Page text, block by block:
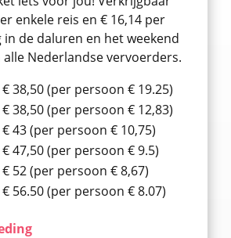
enkele reis en € 16,14 per
de daluren en het weekend
Nederlandse vervoerders.
38,50 (per persoon € 19.25)
38,50 (per persoon € 12,83)
43 (per persoon € 10,75)
47,50 (per persoon € 9.5)
52 (per persoon € 8,67)
56.50 (per persoon € 8.07)